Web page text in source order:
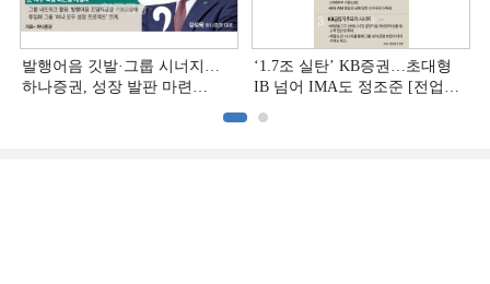
발행어음 깃발·그룹 시너지…
하나증권, 성장 발판 마련
‘1.7조 실탄’ KB증권…초대형
IB 넘어 IMA도 정조준 [전업계